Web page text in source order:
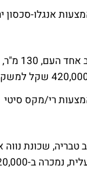
אנגלו-סכסון
רי/מקס סיטי
ב-620,000 שקל.